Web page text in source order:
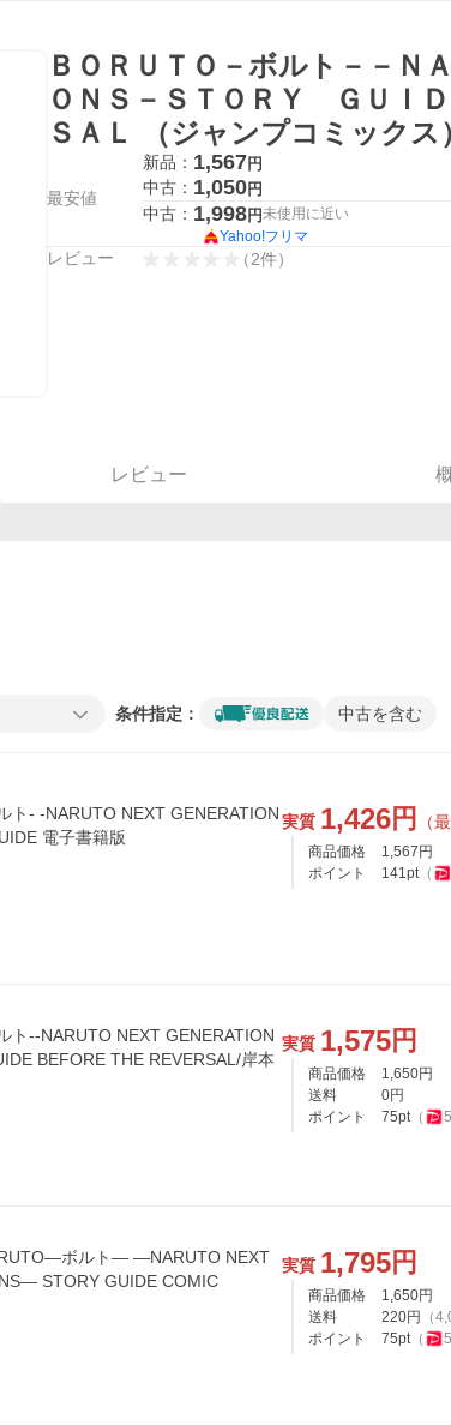
ＢＯＲＵＴＯ－ボルト－－
ＯＮＳ－ＳＴＯＲＹ ＧＵ
ＳＡＬ （ジャンプコミック
右京／著 集英社 ジャンプコミ
最安値
新品： 1,567円
中古： 1,050円
中古： 1,998円未使用に近い
Yahoo!フリマ
レビュー （2件）
レビュー
条件指定： 中古を含む
ト- -NARUTO NEXT GENERATION
電子書籍版
実質 1,426円 （
商品価格 1,567 円
ポイント
141pt（
ト--NARUTO NEXT GENERATION
BEFORE THE REVERSAL/岸本
実質 1,575円
商品価格 1,650円
送料
0円
ポイント
75pt（ 5
ボルト― ―NARUTO NEXT
STORY GUIDE COMIC
実質 1,795円
商品価格 1,650円
送料
220円 （
ポイント
75pt（ 5